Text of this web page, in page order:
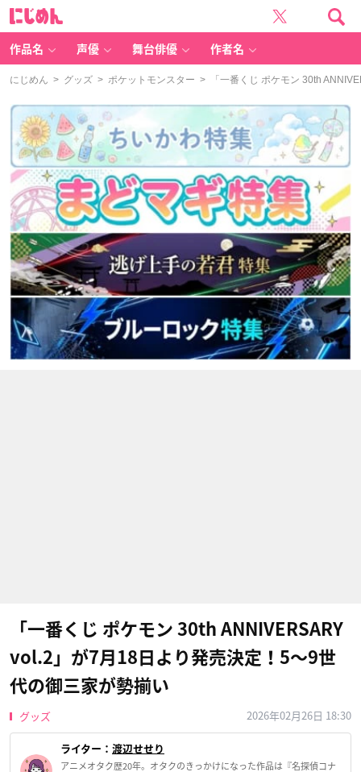
作品名 声優 舞台俳優 作者名
にじめん > グッズ > ポケットモンスター > 「一番くじ ポケモン 30th
「一番くじ ポケモン 30th ANNIVERSARY
vol.2」が7月18日より発売決定！5〜9世
代の御三家が勢揃い
グッズ 2026年02月26日 18:30
ライター： 渡辺せせり
アニメオタク歴20年。オタクのきっかけになった作品は『名探偵コナ